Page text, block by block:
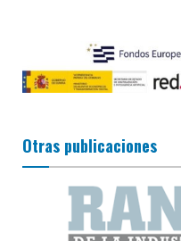
Otras publicaciones